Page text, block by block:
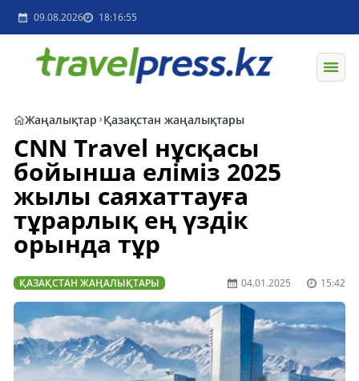
09.08.2026 18:16:55
Жаңалықтар Қазақстан жаңалықтары
CNN Travel нұсқасы
бойынша еліміз 2025
жылы саяхаттауға
тұрарлық ең үздік
орында тұр
ҚАЗАҚСТАН ЖАҢАЛЫҚТАРЫ 04.01.2025 15:42